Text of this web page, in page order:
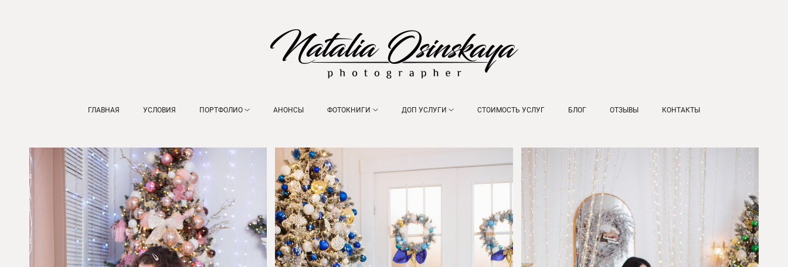
ГЛАВНАЯ УСЛОВИЯ ПОРТФОЛИО АНОНСЫ ФОТОКНИГИ ДОП УСЛУГИ СТОИМОСТЬ УСЛУГ БЛОГ ОТЗЫВЫ КОНТАКТЫ